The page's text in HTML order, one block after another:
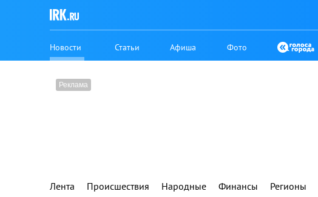
Новости Статьи Афиша Фото
Лента Происшествия Народные Финансы Регионы